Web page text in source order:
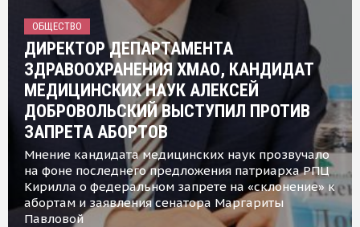
ОБЩЕСТВО
ДИРЕКТОР ДЕПАРТАМЕНТА
ЗДРАВООХРАНЕНИЯ ХМАО, КАНДИДАТ
МЕДИЦИНСКИХ НАУК АЛЕКСЕЙ
ДОБРОВОЛЬСКИЙ ВЫСТУПИЛ ПРОТИВ
ЗАПРЕТА АБОРТОВ
Мнение кандидата медицинских наук прозвучало
на фоне последнего предложения патриарха РПЦ
Кирилла о федеральном запрете на «склонение» к
абортам и заявления сенатора Маргариты
Павловой